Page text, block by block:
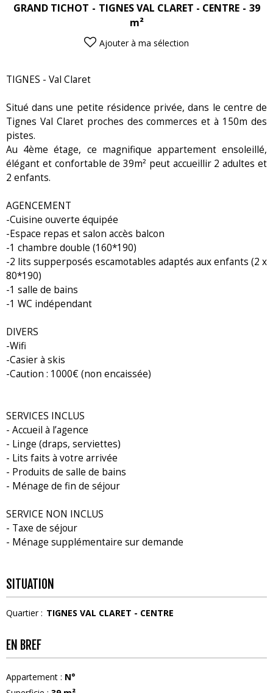
GRAND TICHOT TIGNES VAL CLARET - CENTRE
39
m²
Ajouter à ma sélection
TIGNES - Val Claret
Situé dans une petite résidence privée, dans le centre de
Tignes Val Claret proches des commerces et à 150m des
pistes.
Au 4ème étage, ce magnifique appartement ensoleillé,
élégant et confortable de 39m² peut accueillir 2 adultes et
2 enfants.
AGENCEMENT
-Cuisine ouverte équipée
-Espace repas et salon accès balcon
-1 chambre double (160*190)
-2 lits supperposés escamotables adaptés aux enfants (2 x
80*190)
-1 salle de bains
-1 WC indépendant
DIVERS
-Wifi
-Casier à skis
-Caution : 1000€ (non encaissée)
SERVICES INCLUS
- Accueil à l’agence
- Linge (draps, serviettes)
- Lits faits à votre arrivée
- Produits de salle de bains
- Ménage de fin de séjour
SERVICE NON INCLUS
- Taxe de séjour
- Ménage supplémentaire sur demande
SITUATION
Quartier : TIGNES VAL CLARET - CENTRE
EN BREF
Appartement : N°